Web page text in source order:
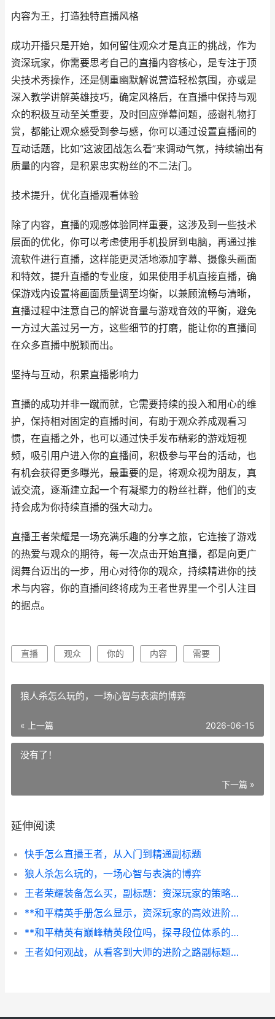
内容为王，打造独特直播风格
成功开播只是开始，如何留住观众才是真正的挑战，作为
资深玩家，你需要思考自己的直播内容核心，是专注于顶
尖技术秀操作，还是侧重幽默解说营造轻松氛围，亦或是
深入教学讲解英雄技巧，确定风格后，在直播中保持与观
众的积极互动至关重要，及时回应弹幕问题，感谢礼物打
赏，都能让观众感受到参与感，你可以通过设置直播间的
互动话题，比如“这波团战怎么看”来调动气氛，持续输出有
质量的内容，是积累忠实粉丝的不二法门。
技术提升，优化直播观看体验
除了内容，直播的观感体验同样重要，这涉及到一些技术
层面的优化，你可以考虑使用手机投屏到电脑，再通过推
流软件进行直播，这样能更灵活地添加字幕、摄像头画面
和特效，提升直播的专业度，如果使用手机直接直播，确
保游戏内设置将画面质量调至均衡，以兼顾流畅与清晰，
直播过程中注意自己的解说音量与游戏音效的平衡，避免
一方过大盖过另一方，这些细节的打磨，能让你的直播间
在众多直播中脱颖而出。
坚持与互动，积累直播影响力
直播的成功并非一蹴而就，它需要持续的投入和用心的维
护，保持相对固定的直播时间，有助于观众养成观看习
惯，在直播之外，也可以通过快手发布精彩的游戏短视
频，吸引用户进入你的直播间，积极参与平台的活动，也
有机会获得更多曝光，最重要的是，将观众视为朋友，真
诚交流，逐渐建立起一个有凝聚力的粉丝社群，他们的支
持会成为你持续直播的强大动力。
直播王者荣耀是一场充满乐趣的分享之旅，它连接了游戏
的热爱与观众的期待，每一次点击开始直播，都是向更广
阔舞台迈出的一步，用心对待你的观众，持续精进你的技
术与内容，你的直播间终将成为王者世界里一个引人注目
的据点。
直播 观众 你的 内容 需要
狼人杀怎么玩的，一场心智与表演的博弈
« 上一篇 2026-06-15
没有了！
下一篇 »
延伸阅读
快手怎么直播王者，从入门到精通副标题
狼人杀怎么玩的，一场心智与表演的博弈
王者荣耀装备怎么买，副标题：资深玩家的策略与节奏解析
**和平精英手册怎么显示，资深玩家的高效进阶指南**
**和平精英有巅峰精英段位吗，探寻段位体系的真实图景**
王者如何观战，从看客到大师的进阶之路副标题，洞察全局的艺术